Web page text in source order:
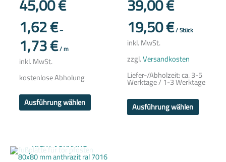
1,62€–
1,73€/m
inkl. MwSt.
kostenlose Abholung
Ausführung wählen
Produktseite19,50€/Stück
inkl. MwSt.
zzgl.Versandkosten
Liefer-/Abholzeit:ca. 3-5
Werktage / 1-3 Werktage
Ausführung wählen
NICHT VORRÄTIG